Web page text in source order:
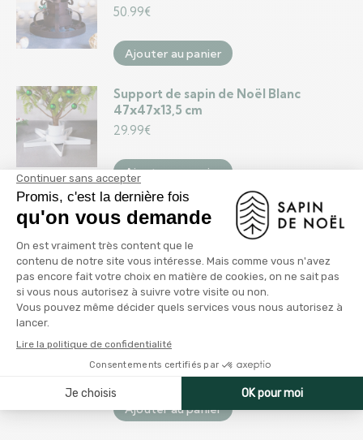
50.99€
Ajouter au panier
Support de sapin de Noël Blanc
47x47x13,5 cm
29.99€
Ajouter au panier
Support de sapin de Noël Noir
58x58x21 cm
34.99€
Ajouter au panier
300,5 cm
76.99€
Ajouter au panier